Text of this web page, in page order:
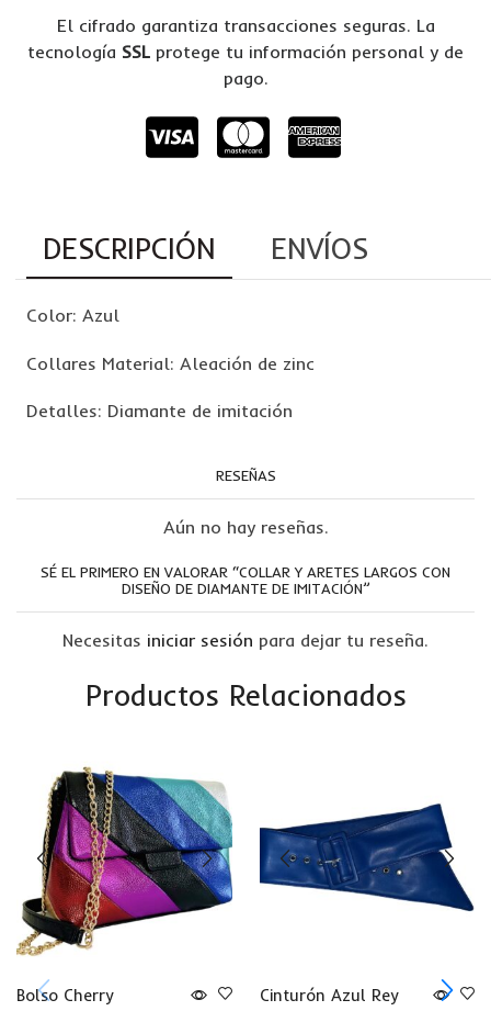
El cifrado garantiza transacciones seguras. La
tecnología SSL protege tu información personal y de
pago.
DESCRIPCIÓN ENVÍOS
Color: Azul
Collares Material: Aleación de zinc
Detalles: Diamante de imitación
RESEÑAS
Aún no hay reseñas.
SÉ EL PRIMERO EN VALORAR “COLLAR Y ARETES LARGOS CON
DISEÑO DE DIAMANTE DE IMITACIÓN”
Necesitas iniciar sesión para dejar tu reseña.
Productos Relacionados
Bolso Cherry Cinturón Azul Rey